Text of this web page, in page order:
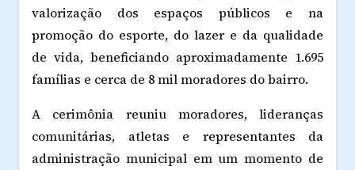
valorização dos espaços públicos e na
promoção do esporte, do lazer e da qualidade
de vida, beneficiando aproximadamente 1.695
famílias e cerca de 8 mil moradores do bairro.
A cerimônia reuniu moradores, lideranças
comunitárias, atletas e representantes da
administração municipal em um momento de